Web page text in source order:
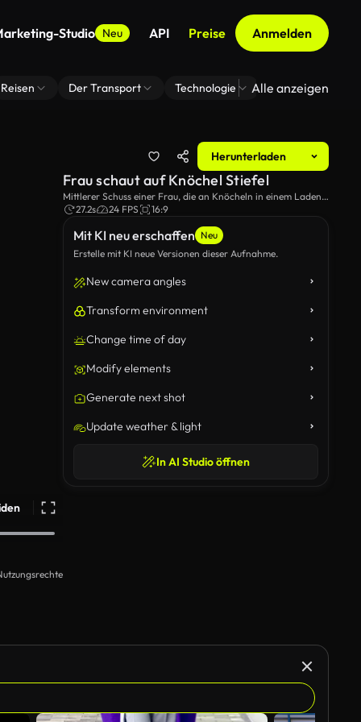
Studio Neu API Preise Anmelden
Reisen Der Transport Technologie Zoom Virtuelle
Alle anzeigen
Herunterladen
Mit KI neu erschaffen Neu
Erstelle mit KI neue Versionen dieser Aufnahme.
New camera angles
Transform environment
Change time of day
Modify elements
Generate next shot
Update weather & light
In AI Studio öffnen
Frau schaut auf Knöchel Stiefel
Mittlerer Schuss einer Frau, die an Knöcheln in einem Laden
schaut.
27.2s 24 FPS 16:9